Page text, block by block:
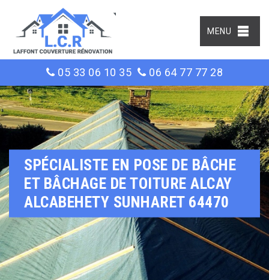
MENU
05 33 06 10 35 06 64 77 77 28
SPÉCIALISTE EN POSE DE BÂCHE
ET BÂCHAGE DE TOITURE ALCAY
ALCABEHETY SUNHARET 64470